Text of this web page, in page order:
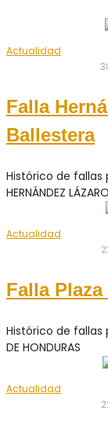
Actualidad
Falla
Ballestera
Histórico de fallas
HERNÁNDEZ
Actualidad
Falla
Histórico de fallas
DE HONDURAS
Actualidad